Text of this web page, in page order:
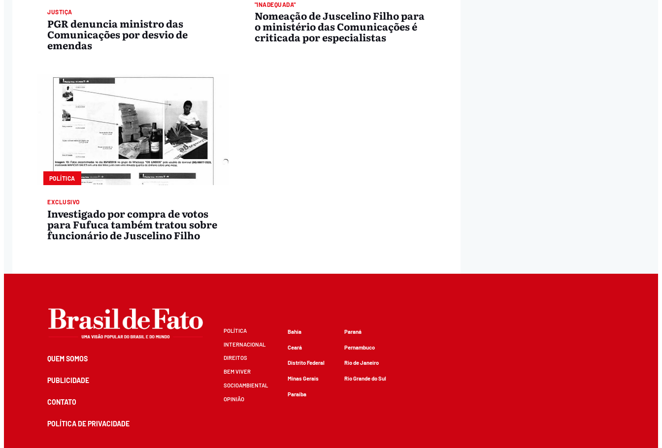
JUSTIÇA
PGR denuncia ministro das
Comunicações por desvio de
emendas
"INADEQUADA"
Nomeação de Juscelino Filho para
o ministério das Comunicações é
criticada por especialistas
POLÍTICA
EXCLUSIVO
Investigado por compra de votos
para Fufuca também tratou sobre
funcionário de Juscelino Filho
QUEM SOMOS
PUBLICIDADE
CONTATO
POLÍTICA DE PRIVACIDADE
POLÍTICA
INTERNACIONAL
DIREITOS
BEM VIVER
SOCIOAMBIENTAL
OPINIÃO
Bahia
Ceará
Distrito Federal
Minas Gerais
Paraíba
Paraná
Pernambuco
Rio de Janeiro
Rio Grande do Sul